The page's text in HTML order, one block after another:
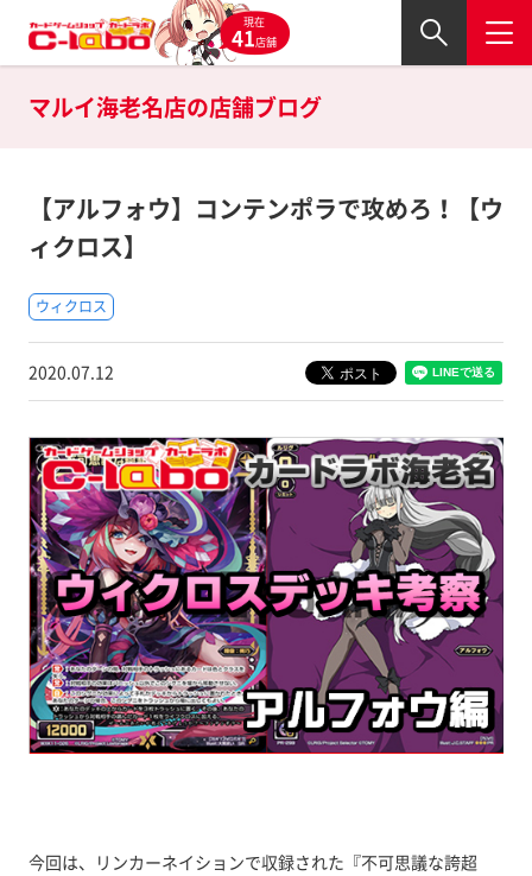
現在
41店舗
マルイ海老名店の店舗ブログ
【アルフォウ】コンテンポラで攻めろ！【ウ
ィクロス】
ウィクロス
2020.07.12
今回は、リンカーネイションで収録された『不可思議な誇超